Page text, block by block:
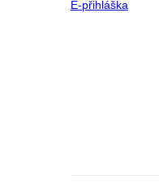
E-přihláška